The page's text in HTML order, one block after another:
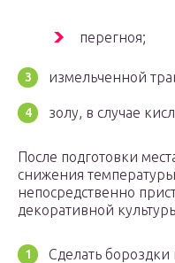
перегноя;
измельченной
золу, в случае
После подготовки
снижения температуры
непосредственно
декоративной
Сделать